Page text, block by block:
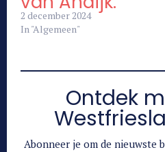
2 december 2024
In "Algemeen"
Ontdek
Abonneer je om de nieuwste